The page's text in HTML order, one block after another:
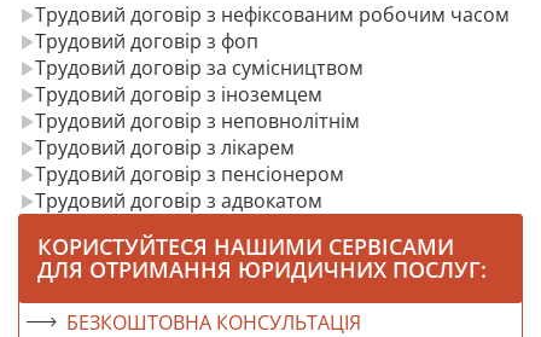
Трудовий договір з нефіксованим робочим часом
Трудовий договір з фоп
Трудовий договір за сумісництвом
Трудовий договір з іноземцем
Трудовий договір з неповнолітнім
Трудовий договір з лікарем
Трудовий договір з пенсіонером
Трудовий договір з адвокатом
КОРИСТУЙТЕСЯ НАШИМИ СЕРВІСАМИ
ДЛЯ ОТРИМАННЯ ЮРИДИЧНИХ ПОСЛУГ:
БЕЗКОШТОВНА КОНСУЛЬТАЦІЯ